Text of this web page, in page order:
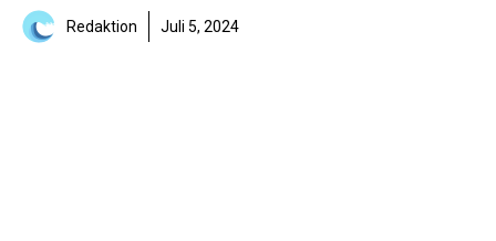
Redaktion Juli 5, 2024